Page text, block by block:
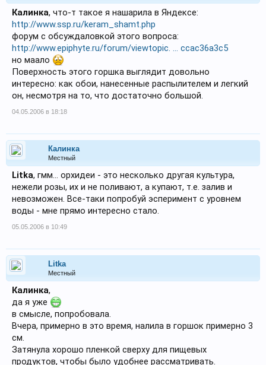
Калинка, что-т такое я нашарила в Яндексе:
http://www.ssp.ru/keram_shamt.php
форум с обсуждаловкой этого вопроса:
http://www.epiphyte.ru/forum/viewtopic. ... ccac36a3c5
но маало
Поверхность этого горшка выглядит довольно
интересно: как обои, нанесенные распылителем и легкий
он, несмотря на то, что достаточно большой.
04.05.2006 в 18:18
Калинка
Местный
Litka, гмм... орхидеи - это несколько другая культура,
нежели розы, их и не поливают, а купают, т.е. залив и
невозможен. Все-таки попробуй эсперимент с уровнем
воды - мне прямо интересно стало.
05.05.2006 в 10:49
Litka
Местный
Калинка,
да я уже
в смысле, попробовала.
Вчера, примерно в это время, налила в горшок примерно 3
см.
Затянула хорошо пленкой сверху для пищевых
продуктов, чтобы было удобнее рассматривать.